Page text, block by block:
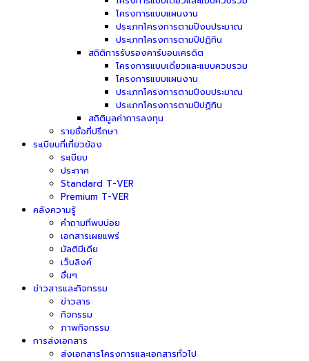
โครงการแบบแผนงาน
ประเภทโครงการตามปีงบประมาณ
ประเภทโครงการตามปีปฏิทิน
สถิติการรับรองคาร์บอนเครดิต
โครงการแบบเดี่ยวและแบบควบรวม
โครงการแบบแผนงาน
ประเภทโครงการตามปีงบประมาณ
ประเภทโครงการตามปีปฏิทิน
สถิติมูลค่าการลงทุน
รายชื่อที่ปรึกษา
ระเบียบที่เกี่ยวข้อง
ระเบียบ
ประกาศ
Standard T-VER
Premium T-VER
คลังความรู้
คำถามที่พบบ่อย
เอกสารเผยแพร่
มัลติมีเดีย
เว็บลิงค์
อื่นๆ
ข่าวสารและกิจกรรม
ข่าวสาร
กิจกรรม
ภาพกิจกรรม
การส่งเอกสาร
ส่งเอกสารโครงการและเอกสารทั่วไป